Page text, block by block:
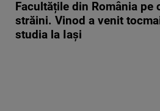
Facultățile din România pe
străini. Vinod a venit
studia la Iași